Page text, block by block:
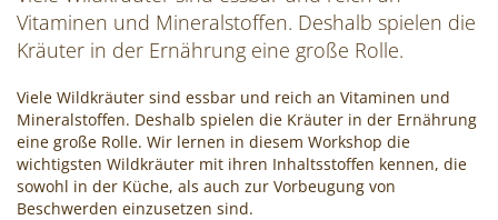
Cocktails
mixen!
Vitaminen und Mineralstoffen. Deshalb spielen die
Kräuter in der Ernährung eine große Rolle.
Viele Wildkräuter sind essbar und reich an Vitaminen und
Mineralstoffen. Deshalb spielen die Kräuter in der Ernährung
eine große Rolle. Wir lernen in diesem Workshop die
wichtigsten Wildkräuter mit ihren Inhaltsstoffen kennen, die
sowohl in der Küche, als auch zur Vorbeugung von
Beschwerden einzusetzen sind.